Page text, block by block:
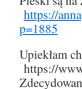
https://
p=1885
Upiekłam
https://